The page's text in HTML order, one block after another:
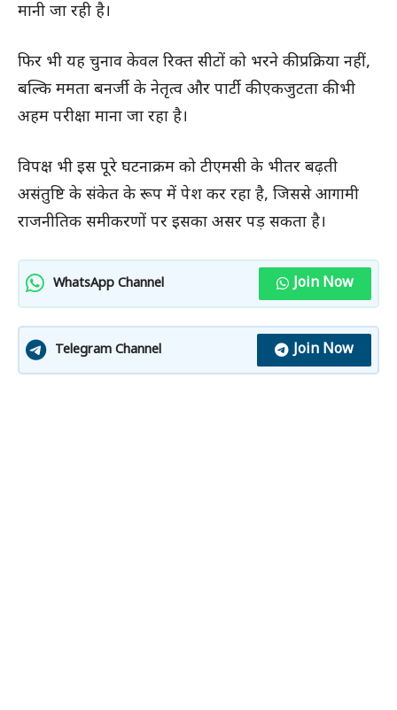
मानी जा रही है।
फिर भी यह चुनाव केवल रिक्त सीटों को भरने की प्रक्रिया नहीं,
बल्कि ममता बनर्जी के नेतृत्व और पार्टी की एकजुटता की भी
अहम परीक्षा माना जा रहा है।
विपक्ष भी इस पूरे घटनाक्रम को टीएमसी के भीतर बढ़ती
असंतुष्टि के संकेत के रूप में पेश कर रहा है, जिससे आगामी
राजनीतिक समीकरणों पर इसका असर पड़ सकता है।
WhatsApp Channel Join Now
Telegram Channel Join Now